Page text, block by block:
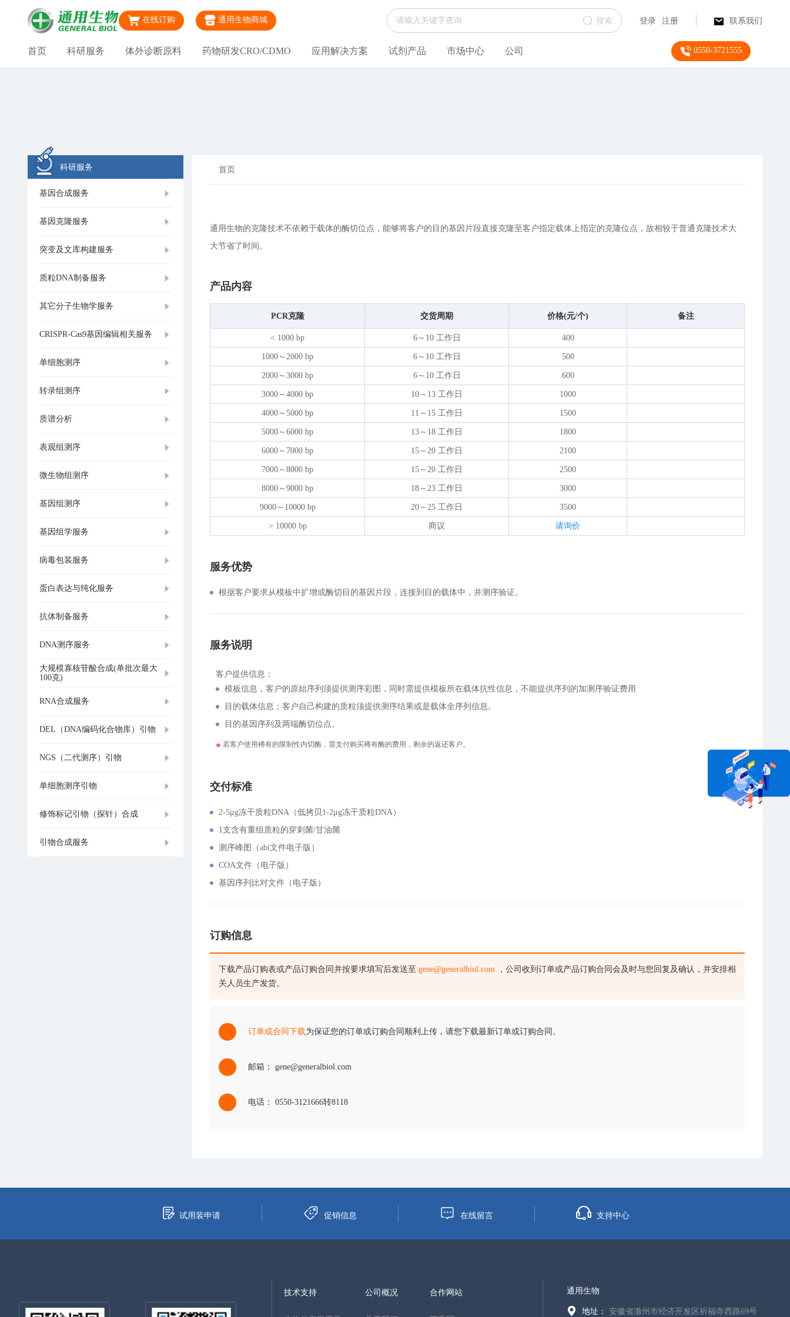
在线订购 通用生物商城 搜索 登录 注册 联系我们
首页 科研服务 体外诊断原料 药物研发CRO/CDMO 应用解决方案 试剂产品 市场中心 公司 0550-3721555
科研服务
基因合成服务
基因克隆服务
突变及文库构建服务
质粒DNA制备服务
其它分子生物学服务
CRISPR-Cas9基因编辑相关服务
单细胞测序
转录组测序
质谱分析
表观组测序
微生物组测序
基因组测序
基因组学服务
病毒包装服务
蛋白表达与纯化服务
抗体制备服务
DNA测序服务
大规模寡核苷酸合成(单批次最大
100克)
RNA合成服务
DEL（DNA编码化合物库）引物
NGS（二代测序）引物
单细胞测序引物
修饰标记引物（探针）合成
引物合成服务
首页
通用生物的克隆技术不依赖于载体的酶切位点，能够将客户的目的基因片段直接克隆至客户指定载体上指定的克隆位点，故相较于普通克隆技术大
大节省了时间。
产品内容
PCR克隆 交货周期 价格(元/个) 备注
< 1000 bp 6～10 工作日 400
1000～2000 bp 6～10 工作日 500
2000～3000 bp 6～10 工作日 600
3000～4000 bp 10～13 工作日 1000
4000～5000 bp 11～15 工作日 1500
5000～6000 bp 13～18 工作日 1800
6000～7000 bp 15～20 工作日 2100
7000～8000 bp 15～20 工作日 2500
8000～9000 bp 18～23 工作日 3000
9000～10000 bp 20～25 工作日 3500
> 10000 bp 商议 请询价
服务优势
根据客户要求从模板中扩增或酶切目的基因片段，连接到目的载体中，并测序验证。
服务说明
客户提供信息：
模板信息，客户的原始序列须提供测序彩图，同时需提供模板所在载体抗性信息，不能提供序列的加测序验证费用
目的载体信息；客户自己构建的质粒须提供测序结果或是载体全序列信息。
目的基因序列及两端酶切位点。
若客户使用稀有的限制性内切酶，需支付购买稀有酶的费用，剩余的返还客户。
交付标准
2-5μg冻干质粒DNA（低拷贝1-2μg冻干质粒DNA）
1支含有重组质粒的穿刺菌/甘油菌
测序峰图（abi文件电子版）
COA文件（电子版）
基因序列比对文件（电子版）
订购信息
下载产品订购表或产品订购合同并按要求填写后发送至 gene@generalbiol.com ，公司收到订单或产品订购合同会及时与您回复及确认，并安排相
关人员生产发货。
订单或合同下载为保证您的订单或订购合同顺利上传，请您下载最新订单或订购合同。
邮箱： gene@generalbiol.com
电话： 0550-3121666转8118
试用装申请 促销信息 在线留言 支持中心
技术支持 公司概况 合作网站 通用生物
地址： 安徽省滁州市经济开发区祈福寺西路69号